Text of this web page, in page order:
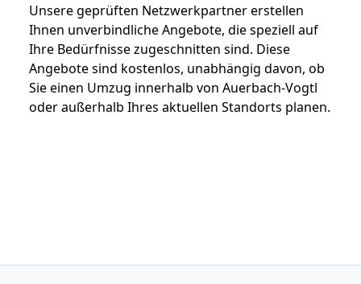
Unsere geprüften Netzwerkpartner erstellen
Ihnen unverbindliche Angebote, die speziell auf
Ihre Bedürfnisse zugeschnitten sind. Diese
Angebote sind kostenlos, unabhängig davon, ob
Sie einen Umzug innerhalb von Auerbach-Vogtl
oder außerhalb Ihres aktuellen Standorts planen.